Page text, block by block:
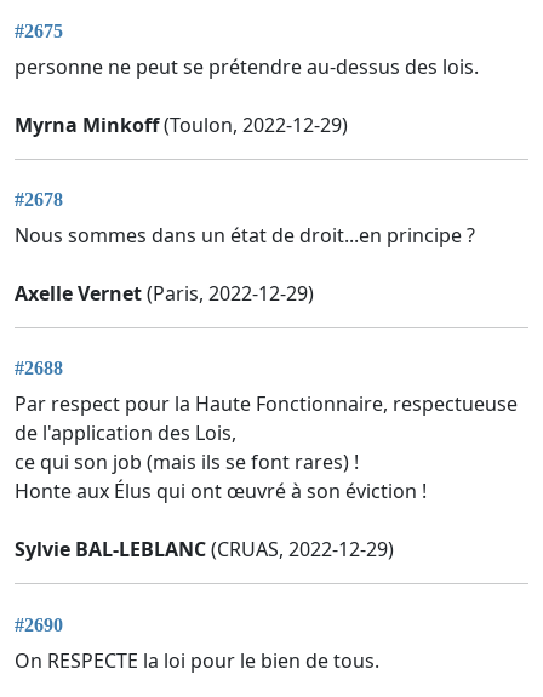
#2675
personne ne peut se prétendre au-dessus des lois.
Myrna Minkoff(Toulon, 2022-12-29)
#2678
Nous sommes dans un état de droit...en principe ?
Axelle Vernet(Paris, 2022-12-29)
#2688
Par respect pour la Haute Fonctionnaire, respectueuse
de l'application des Lois,
ce qui son job (mais ils se font rares) !
Honte aux Élus qui ont œuvré à son éviction !
Sylvie BAL-LEBLANC(CRUAS, 2022-12-29)
#2690
On RESPECTE la loi pour le bien de tous.